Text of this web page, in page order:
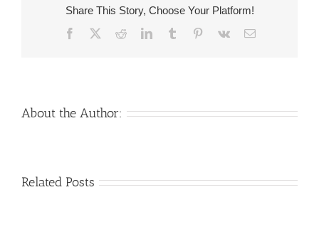
Share This Story, Choose Your Platform!
Facebook RedditLinkedInTumblr Pinterest
Vk Email
About the Author:
Related Posts
Mail
Charm